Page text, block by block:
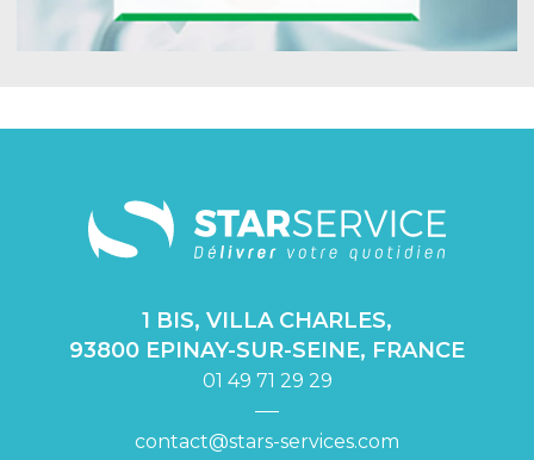
1 BIS, VILLA CHARLES,
93800 EPINAY-SUR-SEINE, FRANCE
01 49 71 29 29
contact@stars-services.com